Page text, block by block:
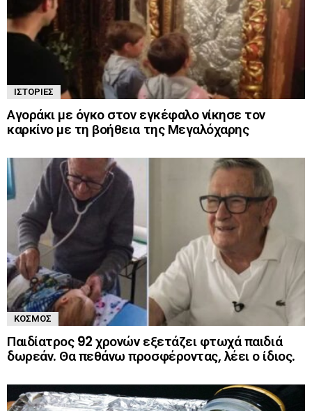
ΙΣΤΟΡΊΕΣ
Αγοράκι με όγκο στον εγκέφαλο νίκησε τον
καρκίνο με τη βοήθεια της Μεγαλόχαρης
ΚΌΣΜΟΣ
Παιδίατρος 92 χρονών εξετάζει φτωχά παιδιά
δωρεάν. Θα πεθάνω προσφέροντας, λέει ο ίδιος.